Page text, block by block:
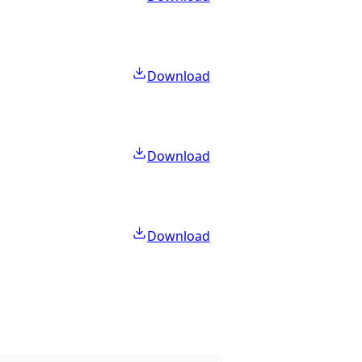
Download
Download
Download